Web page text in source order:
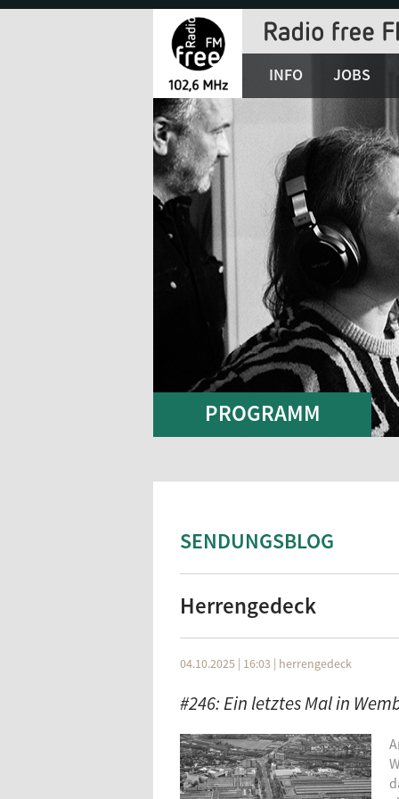
Jump
INFO JOBS
PROGRAMM
SENDUNGSBLOG
Herrengedeck
04.10.2025 | 16:03 | herrengedeck
#246: Ein letztes Mal in